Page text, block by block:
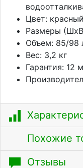
Цвет: красный
Размеры
Объем: 85/98
Вес: 3,2 кг
Гарантия: 12
Похожие
Отзывы